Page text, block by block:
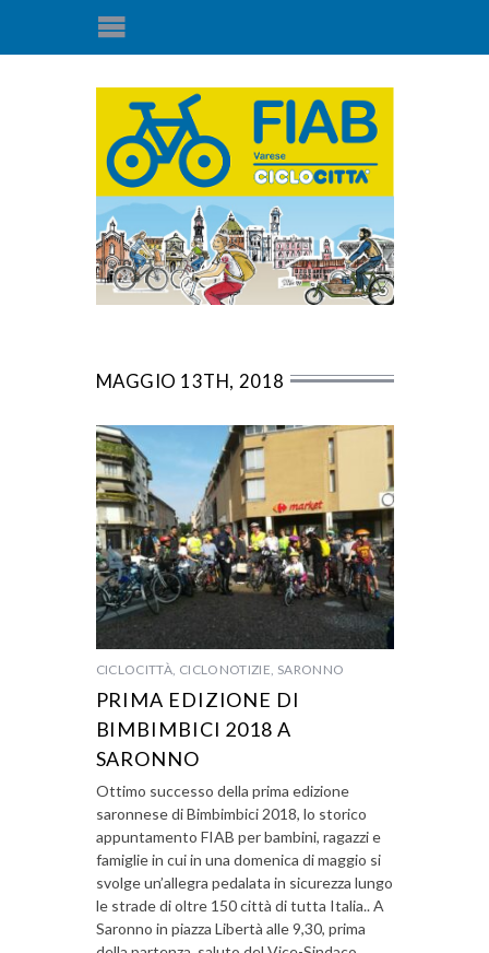
MAGGIO 13TH, 2018
CICLOCITTÀ CICLONOTIZIE SARONNO
PRIMA EDIZIONE DI
BIMBIMBICI 2018 A
SARONNO
Ottimo successo della prima edizione
saronnese di Bimbimbici 2018, lo storico
appuntamento FIAB per bambini, ragazzi e
famiglie in cui in una domenica di maggio si
svolge un’allegra pedalata in sicurezza lungo
le strade di oltre 150 città di tutta Italia.. A
Saronno in piazza Libertà alle 9,30, prima